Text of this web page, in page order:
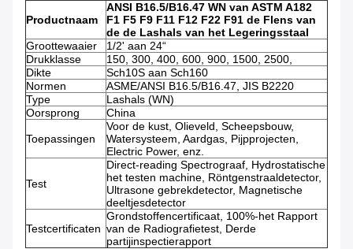
Productnaam
ANSI B16.5/B16.47 WN van ASTM A182
F1 F5 F9 F11 F12 F22 F91 de Flens van
de de Lashals van het Legeringsstaal
Groottewaaier
1/2' aan 24“
Drukklasse
150, 300, 400, 600, 900, 1500, 2500,
Dikte
Sch10S aan Sch160
Normen
ASME/ANSI B16.5/B16.47, JIS B2220
Type
Lashals (WN)
Oorsprong
China
Toepassingen
Voor de kust, Olieveld, Scheepsbouw,
Watersysteem, Aardgas, Pijpprojecten,
Electric Power, enz.
Test
Direct-reading Spectrograaf, Hydrostatische
het testen machine, Röntgenstraaldetector,
Ultrasone gebrekdetector, Magnetische
deeltjesdetector
Testcertificaten
Grondstoffencertificaat, 100%-het Rapport
van de Radiografietest, Derde
partijinspectierapport